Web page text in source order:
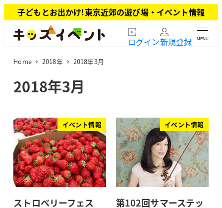
イ
子どもとお出かけ!東京近郊の遊び場・イベント情報
ログイン新規登録 MENU
Home 2018年 2018年3月
2018年3月
イベント情報
ストロベリーフェス
イベント情報
第102回サマーステッ